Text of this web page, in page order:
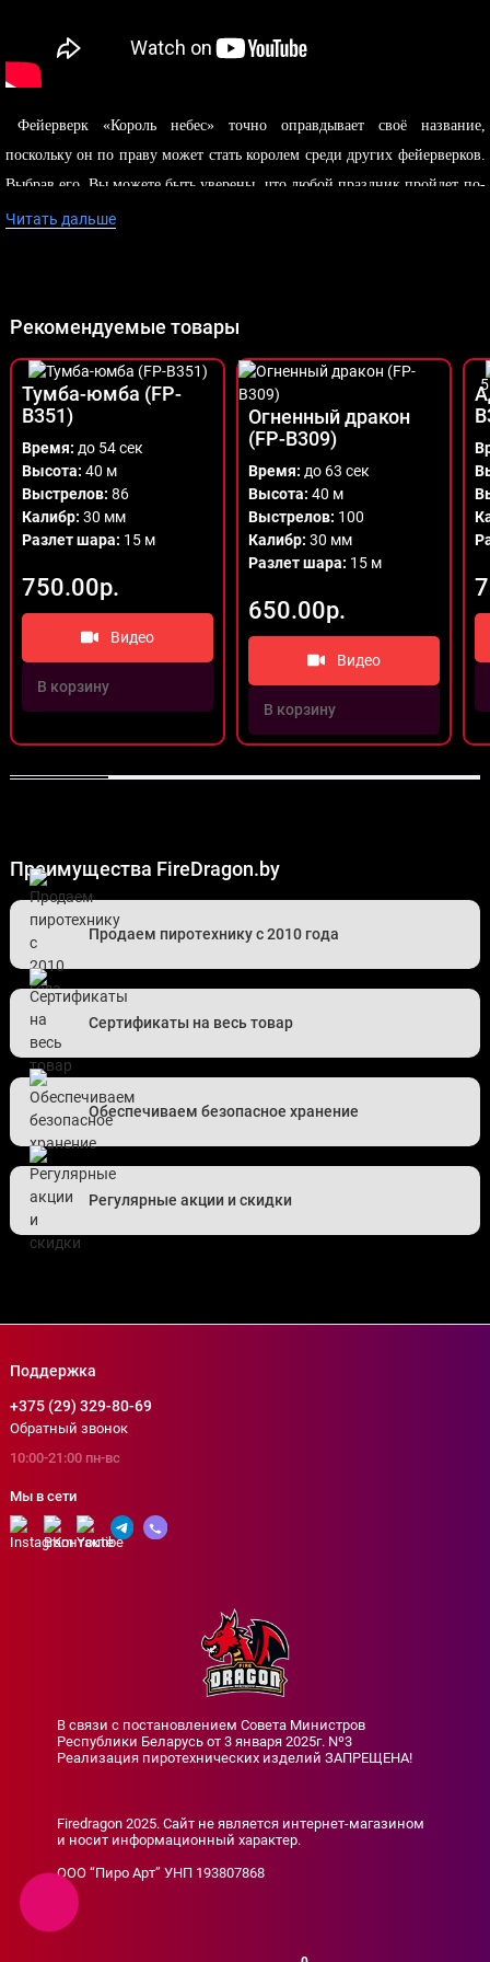
Фейерверк «Король небес» точно оправдывает своё название,
поскольку он по праву может стать королем среди других фейерверков.
Выбрав его, Вы можете быть уверены, что любой праздник пройдет по-
настоящему грандиозно: ночное небо озарят золотистые шлейфы,
Читать дальше
Рекомендуемые товары
Тумба-юмба (FP-
B351)
Время: до 54 сек
Высота: 40 м
Выстрелов: 86
Калибр: 30 мм
Разлет шара: 15 м
750.00р.
Видео
В корзину
Огненный дракон
(FP-B309)
Время: до 63 сек
Высота: 40 м
Выстрелов: 100
Калибр: 30 мм
Разлет шара: 15 м
650.00р.
Видео
В корзину
Преимущества FireDragon.by
Продаем пиротехнику с 2010 года
Сертификаты на весь товар
Обеспечиваем безопасное хранение
Регулярные акции и скидки
В связи с постановлением Совета Министров
Республики Беларусь от 3 января 2025г. Nº3
Реализация пиротехнических изделий ЗАПРЕЩЕНА!
Firedragon 2025. Сайт не является интернет-магазином
и носит информационный характер.
ООО “Пиро Арт” УНП 193807868
Поддержка
+375 (29) 329-80-69
Обратный звонок
10:00-21:00 пн-вс
Мы в сети